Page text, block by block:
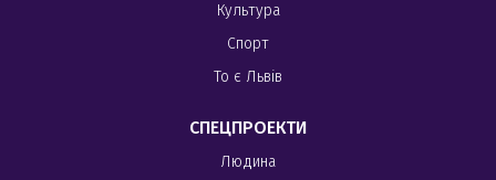
Культура
Спорт
То є Львів
СПЕЦПРОЕКТИ
Людина